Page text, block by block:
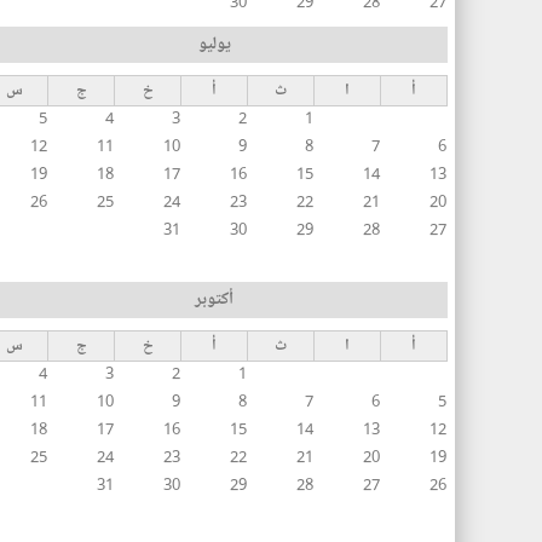
يوليو
أ ا ث أ خ ج
س
1
2
3
4
5
6
7
8
9
10
11
12
13
14
15
16
17
18
19
20
21
22
23
24
25
26
27
28
29
30
31
أكتوبر
أ ا ث أ خ ج
س
1
2
3
4
5
6
7
8
9
10
11
12
13
14
15
16
17
18
19
20
21
22
23
24
25
26
27
28
29
30
31